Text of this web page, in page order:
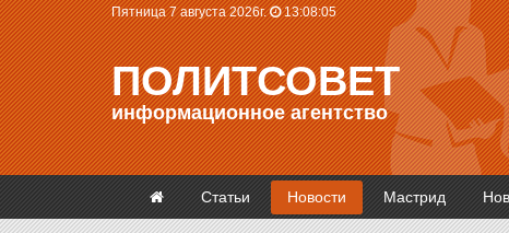
Пятница 7 августа 2026г. 13:08:05
ПОЛИТСОВЕТ
информационное агентство
Статьи Новости Мастрид